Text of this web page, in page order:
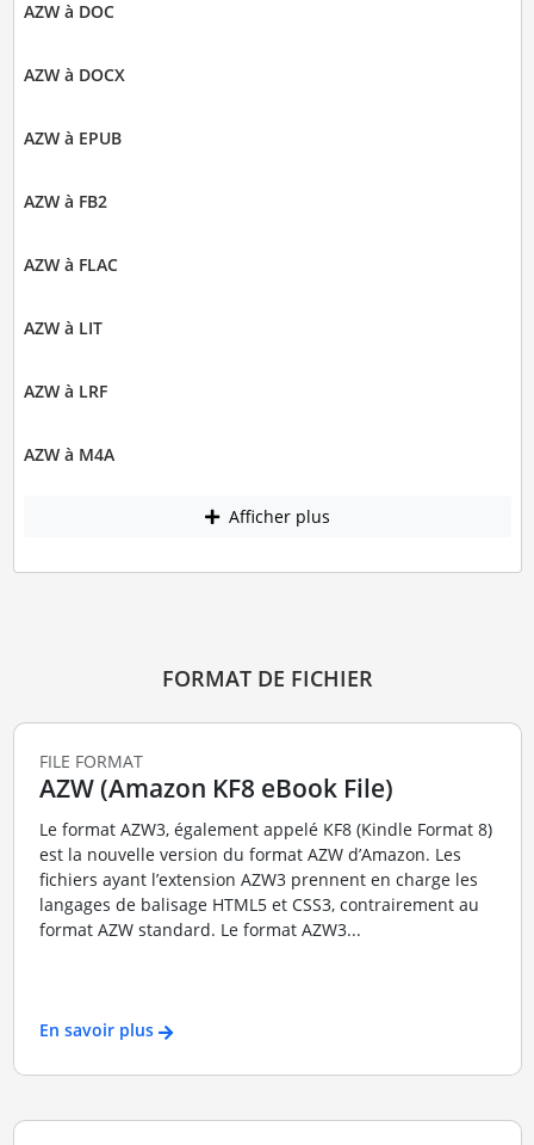
AZW à DOC
AZW à DOCX
AZW à EPUB
AZW à FB2
AZW à FLAC
AZW à LIT
AZW à LRF
AZW à M4A
Afficher plus
FORMAT DE FICHIER
FILE FORMAT
AZW (Amazon KF8 eBook File)
Le format AZW3, également appelé KF8 (Kindle Format 8)
est la nouvelle version du format AZW d’Amazon. Les
fichiers ayant l’extension AZW3 prennent en charge les
langages de balisage HTML5 et CSS3, contrairement au
format AZW standard. Le format AZW3...
En savoir plus